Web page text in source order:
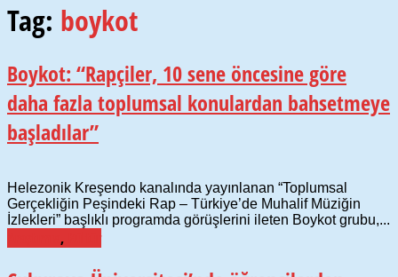
Tag: boykot
Boykot: “Rapçiler, 10 sene öncesine göre
daha fazla toplumsal konulardan bahsetmeye
başladılar”
Helezonik Kreşendo kanalında yayınlanan “Toplumsal
Gerçekliğin Peşindeki Rap – Türkiye’de Muhalif Müziğin
İzlekleri” başlıklı programda görüşlerini ileten Boykot grubu,...
,